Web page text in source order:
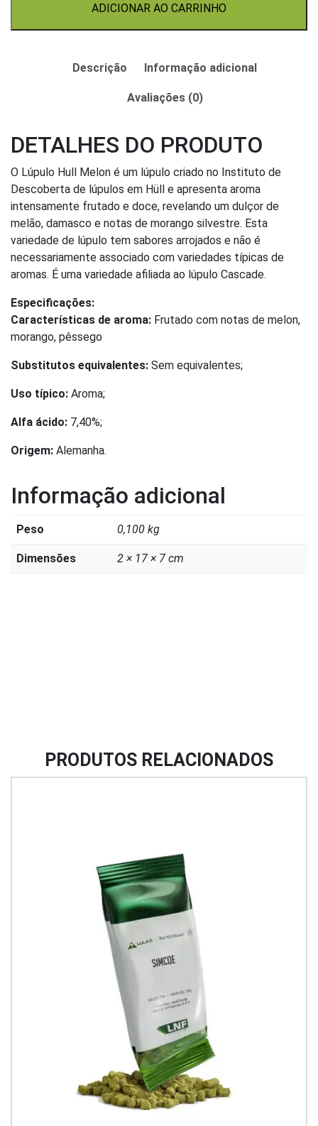
ADICIONAR AO CARRINHO
Descrição Informação adicional
Avaliações (0)
DETALHES DO PRODUTO
O Lúpulo Hull Melon é um lúpulo criado no Instituto de
Descoberta de lúpulos em Hüll e apresenta aroma
intensamente frutado e doce, revelando um dulçor de
melão, damasco e notas de morango silvestre. Esta
variedade de lúpulo tem sabores arrojados e não é
necessariamente associado com variedades típicas de
aromas. É uma variedade afiliada ao lúpulo Cascade.
Especificações:
Características de aroma: Frutado com notas de melon,
morango, pêssego
Substitutos equivalentes: Sem equivalentes;
Uso típico: Aroma;
Alfa ácido: 7,40%;
Origem: Alemanha.
Informação adicional
Peso 0,100 kg
Dimensões 2 × 17 × 7 cm
PRODUTOS RELACIONADOS